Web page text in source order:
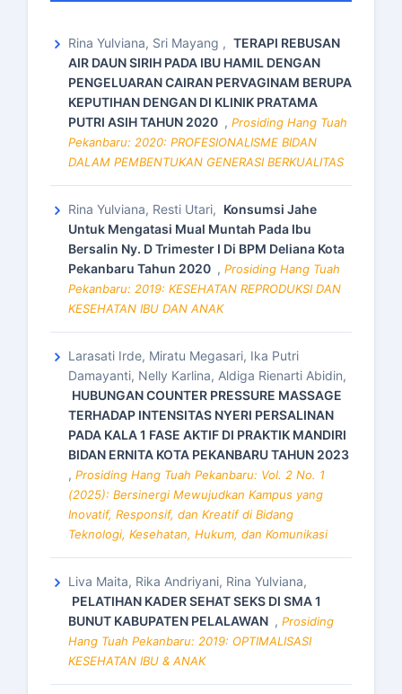
Rina Yulviana, Sri Mayang , TERAPI REBUSAN
AIR DAUN SIRIH PADA IBU HAMIL DENGAN
PENGELUARAN CAIRAN PERVAGINAM BERUPA
KEPUTIHAN DENGAN DI KLINIK PRATAMA
PUTRI ASIH TAHUN 2020 , Prosiding Hang Tuah
Pekanbaru: 2020: PROFESIONALISME BIDAN
DALAM PEMBENTUKAN GENERASI BERKUALITAS
Rina Yulviana, Resti Utari, Konsumsi Jahe
Untuk Mengatasi Mual Muntah Pada Ibu
Bersalin Ny. D Trimester I Di BPM Deliana Kota
Pekanbaru Tahun 2020 , Prosiding Hang Tuah
Pekanbaru: 2019: KESEHATAN REPRODUKSI DAN
KESEHATAN IBU DAN ANAK
Larasati Irde, Miratu Megasari, Ika Putri
Damayanti, Nelly Karlina, Aldiga Rienarti Abidin,
HUBUNGAN COUNTER PRESSURE MASSAGE
TERHADAP INTENSITAS NYERI PERSALINAN
PADA KALA 1 FASE AKTIF DI PRAKTIK MANDIRI
BIDAN ERNITA KOTA PEKANBARU TAHUN 2023
, Prosiding Hang Tuah Pekanbaru: Vol. 2 No. 1
(2025): Bersinergi Mewujudkan Kampus yang
Inovatif, Responsif, dan Kreatif di Bidang
Teknologi, Kesehatan, Hukum, dan Komunikasi
Liva Maita, Rika Andriyani, Rina Yulviana,
PELATIHAN KADER SEHAT SEKS DI SMA 1
BUNUT KABUPATEN PELALAWAN , Prosiding
Hang Tuah Pekanbaru: 2019: OPTIMALISASI
KESEHATAN IBU & ANAK